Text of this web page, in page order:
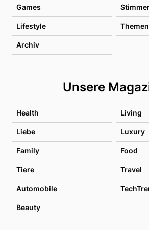
Games
Lifestyle Themen
Archiv
Unsere
Health Living
Liebe Luxury
Family Food
Tiere Travel
Automobile
Beauty